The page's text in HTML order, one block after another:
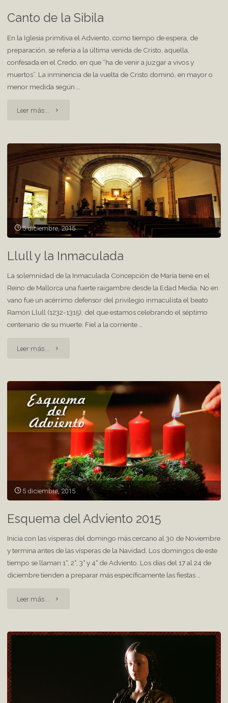
Canto de la Sibila
En la Iglesia primitiva el Adviento, como tiempo de espera, de
preparación, se refería a la última venida de Cristo, aquella,
confesada en el Credo, en que “ha de venir a juzgar a vivos y
muertos”. La inminencia de la vuelta de Cristo dominó, en mayor o
menor medida según …
Leer más... "Canto
la
Sibila"
5 diciembre, 2015
Llull y la Inmaculada
La solemnidad de la Inmaculada Concepción de María tiene en el
Reino de Mallorca una fuerte raigambre desde la Edad Media. No en
vano fue un acérrimo defensor del privilegio inmaculista el beato
Ramón Llull (1232-1315), del que estamos celebrando el séptimo
centenario de su muerte. Fiel a la corriente …
Leer más... "Llull
Inmaculada"
5 diciembre, 2015
Esquema del Adviento 2015
Inicia con las vísperas del domingo más cercano al 30 de Noviembre
y termina antes de las vísperas de la Navidad. Los domingos de este
tiempo se llaman 1°, 2°, 3° y 4° de Adviento. Los días del 17 al 24 de
diciembre tienden a preparar más específicamente las fiestas …
Leer más... "Esquema